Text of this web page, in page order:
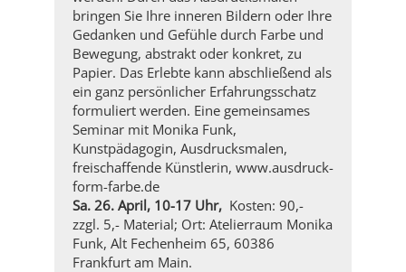
bringen Sie Ihre inneren Bildern oder Ihre
Gedanken und Gefühle durch Farbe und
Bewegung, abstrakt oder konkret, zu
Papier. Das Erlebte kann abschließend als
ein ganz persönlicher Erfahrungsschatz
formuliert werden. Eine gemeinsames
Seminar mit Monika Funk,
Kunstpädagogin, Ausdrucksmalen,
freischaffende Künstlerin, www.ausdruck-
form-farbe.de
Sa. 26. April, 10-17 Uhr, Kosten: 90,-
zzgl. 5,- Material; Ort: Atelierraum Monika
Funk, Alt Fechenheim 65, 60386
Frankfurt am Main.